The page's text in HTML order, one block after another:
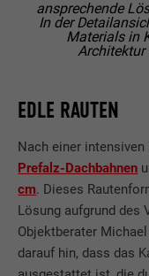
EDLE RAUTEN
Nach einer
Prefalz-Dachbahnen
cm. Dieses
Lösung aufgrund des
Objektberater
darauf hin, dass das
ansprechende
In der
Materials in
Architektur